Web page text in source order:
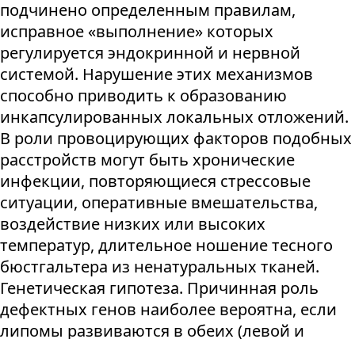
подчинено определенным правилам,
исправное «выполнение» которых
регулируется эндокринной и нервной
системой. Нарушение этих механизмов
способно приводить к образованию
инкапсулированных локальных отложений.
В роли провоцирующих факторов подобных
расстройств могут быть хронические
инфекции, повторяющиеся стрессовые
ситуации, оперативные вмешательства,
воздействие низких или высоких
температур, длительное ношение тесного
бюстгальтера из ненатуральных тканей.
Генетическая гипотеза. Причинная роль
дефектных генов наиболее вероятна, если
липомы развиваются в обеих (левой и